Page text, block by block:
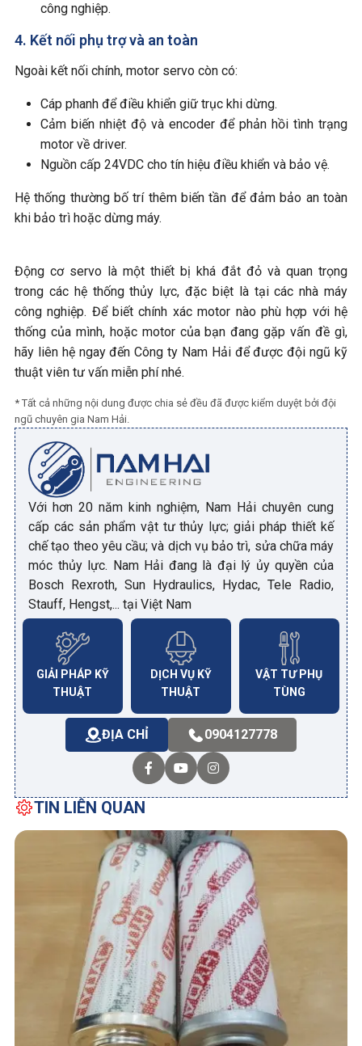
công nghiệp.
4. Kết nối phụ trợ và an toàn
Ngoài kết nối chính, motor servo còn có:
Cáp phanh để điều khiển giữ trục khi dừng.
Cảm biến nhiệt độ và encoder để phản hồi tình trạng
motor về driver.
Nguồn cấp 24VDC cho tín hiệu điều khiển và bảo vệ.
Hệ thống thường bố trí thêm biến tần để đảm bảo an toàn
khi bảo trì hoặc dừng máy.
Động cơ servo là một thiết bị khá đắt đỏ và quan trọng
trong các hệ thống thủy lực, đặc biệt là tại các nhà máy
công nghiệp. Để biết chính xác motor nào phù hợp với hệ
thống của mình, hoặc motor của bạn đang gặp vấn đề gì,
hãy liên hệ ngay đến Công ty Nam Hải để được đội ngũ kỹ
thuật viên tư vấn miễn phí nhé.
* Tất cả những nội dung được chia sẻ đều đã được kiểm duyệt bởi đội
ngũ chuyên gia Nam Hải.
Với hơn 20 năm kinh nghiệm, Nam Hải chuyên cung
cấp các sản phẩm vật tư thủy lực; giải pháp thiết kế
chế tạo theo yêu cầu; và dịch vụ bảo trì, sửa chữa máy
móc thủy lực. Nam Hải đang là đại lý ủy quyền của
Bosch Rexroth, Sun Hydraulics, Hydac, Tele Radio,
Stauff, Hengst,... tại Việt Nam
GIẢI PHÁP KỸ
THUẬT
DỊCH VỤ KỸ
THUẬT
VẬT TƯ PHỤ
TÙNG
ĐỊA CHỈ 0904127778
TIN LIÊN QUAN